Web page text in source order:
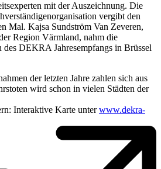
mit der Auszeichnung. Die
vergibt den
Mal. Kajsa Sundström Van Zeveren,
Region Värmland, nahm die
DEKRA Jahresempfangs in Brüssel
der letzten Jahre zahlen sich aus
wird schon in vielen Städten der
Interaktive Karte unterwww.dekra-